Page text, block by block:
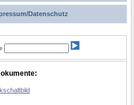
Datenschutz